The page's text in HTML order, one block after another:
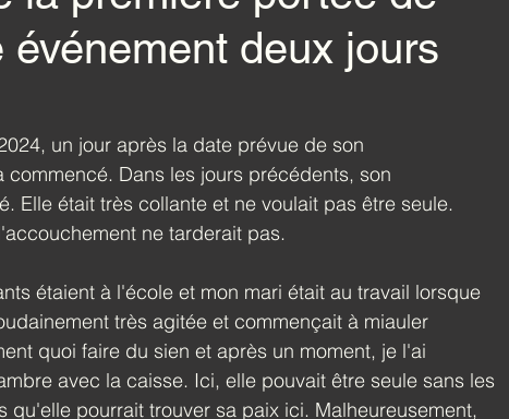
deux jours
un jour après la date prévue de son
Dans les jours précédents, son
Elle était très collante et ne voulait pas être seule.
ne tarderait pas.
étaient à l'école et mon mari était au travail lorsque
très agitée et commençait à miauler
quoi faire du sien et après un moment, je l'ai
avec la caisse. Ici, elle pouvait être seule sans les
qu'elle pourrait trouver sa paix ici. Malheureusement,